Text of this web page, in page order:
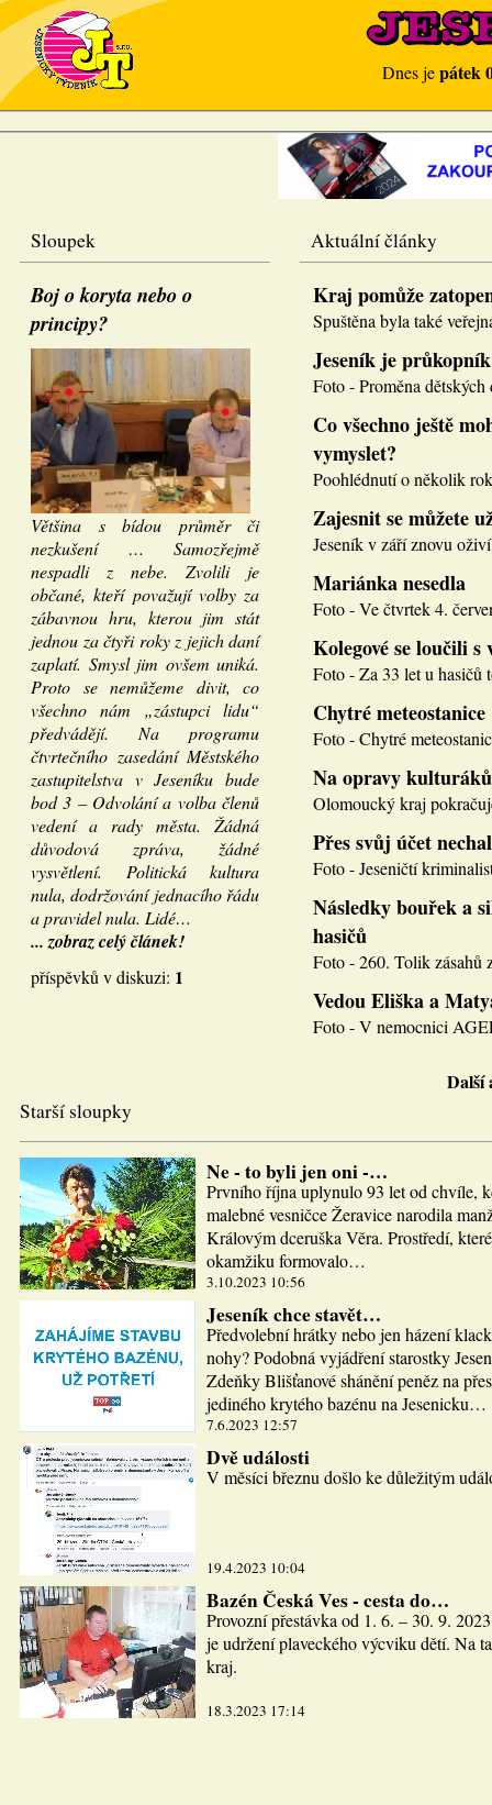
Dnes jepátek
Sloupek
Boj o koryta nebo o
principy?
Většina s bídou průměr či
nezkušení … Samozřejmě
nespadli z nebe. Zvolili je
občané, kteří považují volby za
zábavnou hru, kterou jim stát
jednou za čtyři roky z jejich daní
zaplatí. Smysl jim ovšem uniká.
Proto se nemůžeme divit, co
všechno nám „zástupci lidu“
předvádějí. Na programu
čtvrtečního zasedání Městského
zastupitelstva v Jeseníku bude
bod 3 – Odvolání a volba členů
vedení a rady města. Žádná
důvodová zpráva, žádné
vysvětlení. Politická kultura
nula, dodržování jednacího řádu
a pravidel nula. Lidé…
... zobraz celý článek!
příspěvků v diskuzi: 1
Aktuální články
Kraj pomůže
Spuštěna byla také
Jeseník je průkopník
Foto - Proměna
Co všechno ještě
vymyslet?
Poohlédnutí o několik
Zajesnit se můžete
Jeseník v září znovu
Mariánka nesedla
Foto - Ve čtvrtek 4.
Kolegové se loučili s
Foto - Za 33 let u hasičů
Chytré meteostanice
Foto - Chytré
Na opravy
Olomoucký kraj
Přes svůj účet
Foto - Jeseničtí
Následky bouřek a
hasičů
Foto - 260. Tolik zásahů
Vedou Eliška a
Foto - V nemocnici
Starší sloupky
Ne - to byli jen oni -…
Prvního října uplynulo 93 let od chvíle,
malebné vesničce Žeravice narodila
Královým dceruška Věra. Prostředí,
okamžiku formovalo…
3.10.2023 10:56
Jeseník chce stavět…
Předvolební hrátky nebo jen házení
nohy? Podobná vyjádření starostky
Zdeňky Blišťanové shánění peněz na
jediného krytého bazénu na Jesenicku…
7.6.2023 12:57
Dvě události
V měsíci březnu došlo ke důležitým
19.4.2023 10:04
Bazén Česká Ves - cesta do…
Provozní přestávka od 1. 6. – 30. 9.
je udržení plaveckého výcviku dětí. Na
kraj.
18.3.2023 17:14